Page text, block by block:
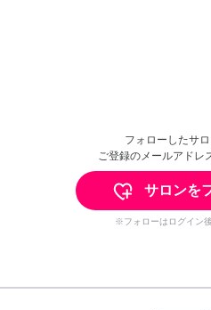
フォローしたサロ
ご登録のメールアドレ
サロンを
※フォローはログイン